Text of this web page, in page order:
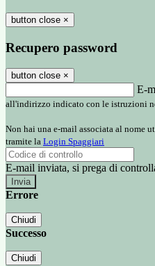
button close ×
Recupero password
button close ×
E-
all'indirizzo indicato con le istruzioni
Non hai una e-mail associata al nome
tramite la Login Spaggiari
E-mail inviata, si prega di
Errore
Chiudi
Successo
Chiudi